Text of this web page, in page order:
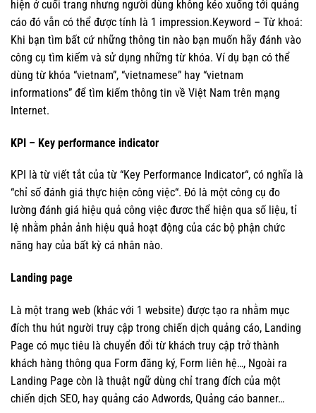
hiện ở cuối trang nhưng người dùng không kéo xuống tới quảng
cáo đó vẫn có thể được tính là 1 impression.Keyword – Từ khoá:
Khi bạn tìm bất cứ những thông tin nào bạn muốn hãy đánh vào
công cụ tìm kiếm và sử dụng những từ khóa. Ví dụ bạn có thể
dùng từ khóa “vietnam”, “vietnamese” hay “vietnam
informations” để tìm kiếm thông tin về Việt Nam trên mạng
Internet.
KPI – Key performance indicator
KPI là từ viết tắt của từ “Key Performance Indicator“, có nghĩa là
“chỉ số đánh giá thực hiện công việc“. Đó là một công cụ đo
lường đánh giá hiệu quả công việc đươc thể hiện qua số liệu, tỉ
lệ nhằm phản ảnh hiệu quả hoạt động của các bộ phận chức
năng hay của bất kỳ cá nhân nào.
Landing page
Là một trang web (khác với 1 website) được tạo ra nhằm mục
đích thu hút người truy cập trong chiến dịch quảng cáo, Landing
Page có mục tiêu là chuyển đổi từ khách truy cập trở thành
khách hàng thông qua Form đăng ký, Form liên hệ…, Ngoài ra
Landing Page còn là thuật ngữ dùng chỉ trang đích của một
chiến dịch SEO, hay quảng cáo Adwords, Quảng cáo banner…